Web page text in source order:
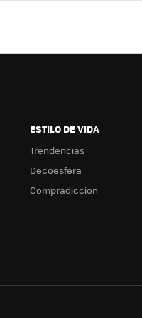
ESTILO DE VIDA
Trendencias
Decoesfera
Compradiccion